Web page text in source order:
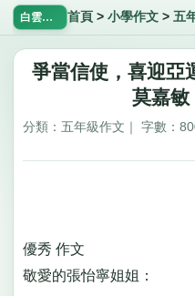
白雲飄飄網 首頁 > 小學作文> 五
爭當信使，喜迎
莫嘉敏
分類：五年級作文｜ 字數：
優秀 作文
敬愛的張怡寧姐姐：